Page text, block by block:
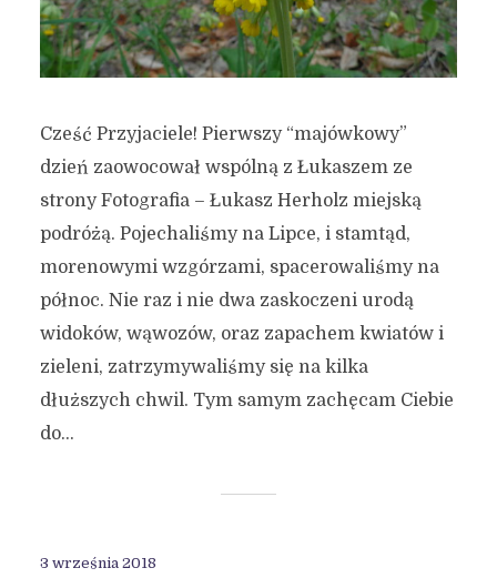
Cześć Przyjaciele! Pierwszy “majówkowy”
dzień zaowocował wspólną z Łukaszem ze
strony Fotografia – Łukasz Herholz miejską
podróżą. Pojechaliśmy na Lipce, i stamtąd,
morenowymi wzgórzami, spacerowaliśmy na
północ. Nie raz i nie dwa zaskoczeni urodą
widoków, wąwozów, oraz zapachem kwiatów i
zieleni, zatrzymywaliśmy się na kilka
dłuższych chwil. Tym samym zachęcam Ciebie
do...
3 września 2018